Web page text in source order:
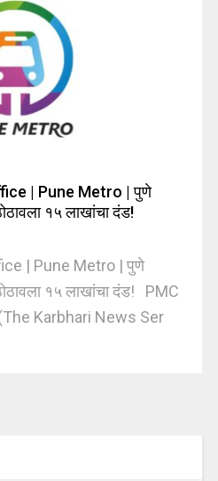
| Pune Metro | पुणे
१५ लाखांचा दंड!
| Pune Metro | पुणे
१५ लाखांचा दंड! PMC
Karbhari News Ser